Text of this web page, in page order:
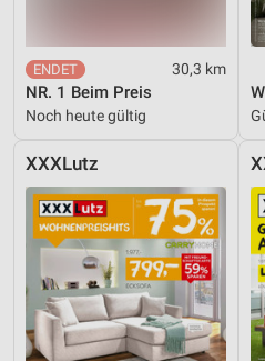
30,3 km
NR. 1 Beim Preis
Noch heute gültig
XXXLutz